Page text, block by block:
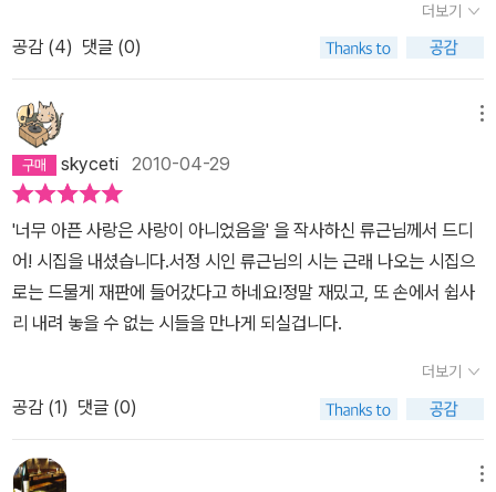
할 수도 있는 욕망들이 그대로 드러나기도 한다. 이렇게 삶의 욕망을
그는 감추려 하지 않는다. 그것을 시로 표현해내고 있다. 그런 점에서
내가 과거의 '생명파'들을 떠올렸는지도 모르겠다. 하지만 시가 어찌
과거의 것, 현재의 것, 미래의 것이 따로 있으랴. 시는 시대를 관통하
는 본질적인 인간의 감정을 노래한 것 아니겠는가. 그것을 어떤 식으
로 표현하느냐 하는 차이만 있을 뿐이지. 그래서 류근의 시집, 어렵지
않게 읽힌다. 편안하게 읽을 수 있는데, 편안하지만은 않은 시들이 류
근의 시집에 실려 있다. 제목이 된 '상처적 체질'도 좋았지만, 요즘 내
가 생각하고 있는 것이 바로 이런 점 아닌가 해서... 류근이 개인의 욕
구에 충실한 시를 썼다고 하지만, 개인의 욕망에 충실하다보면 이렇
게 사회 문제와 연결이 안 될 수가 없다. 개인의 욕망은 사회적 욕망의
수밖에 없기 때문이다. 이 시를 읽으며... 요즘 세태가 떠올라 마음이
편치는 않았지만... 그렇지만 큰 울림을 주는 시다. 제목을 읽는 사람
이 자기 멋대로 바꾸어도 좋을 시라는 생각을 한다. '치타'라는 시다.
가을, 시를 읽는 계절이 되었으면 좋겠는데... 사회는 자꾸 시에서 사
그 사람에 대한 이야기를 통해 생의 고통과 신산스런 삶의 틈새를 보
여준다. 날선 감수성을 지닌 시인의 언어는 칼날처럼 예리하게 심장
을 겨냥한다. 생각의 편린들을 형상화하고 있지만 때로는 상처를 쓰
다듬어 주는 부드러운 손길. 결국 가장 큰 행복과 충만한 사랑이 지독
한 슬픔과 지울 수 없는 상처를 남기는 법이다. 獨酌 헤어질 때 다시
만날 것을 믿는 사람은 진실로 사랑한 사람이 아니다 헤어질 때 다시
만날 것을 기약하는 사람은 진실로 작별과 작별한 사람이 아니다 진
실로 사랑한 사람과 작별할 때에는 가서 다시는 돌아오지 말라고 이
승과 내생을 다 깨워서 불러도 돌아보지 않을 사랑을 살아가라고 눈
감고 독하게 버림받는 것이다 단숨에 결별을 이룩해주는 것이다 그러
므로 사람아 다시는 내 목숨 안에 돌아오지 말아라 혼자 피는 꽃이 온
나무를 다 불지르고 운다 홀로 술을 마셔 본 사람은 안다. 바닥을 모르
고 추락하는 아득함 그리고 절대 고독 속에서 대면하는 나. 시인 류근
어난 사람처럼. 사랑의 상처와 그리움으로 가득한 시들이 보여주고
더보기
공감 (4) 댓글 (0)
skyceti 2010-04-29
'너무 아픈 사랑은 사랑이 아니었음을' 을 작사하신 류근님께서 드디
어! 시집을 내셨습니다.서정 시인 류근님의 시는 근래 나오는 시집으
로는 드물게 재판에 들어갔다고 하네요!정말 재밌고, 또 손에서 쉽사
리 내려 놓을 수 없는 시들을 만나게 되실겁니다.
더보기
공감 (1) 댓글 (0)